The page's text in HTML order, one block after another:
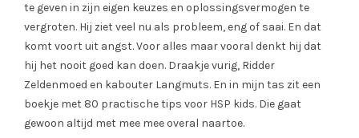
te geven in zijn eigen keuzes en oplossingsvermogen te
vergroten. Hij ziet veel nu als probleem, eng of saai. En dat
komt voort uit angst. Voor alles maar vooral denkt hij dat
hij het nooit goed kan doen. Draakje vurig, Ridder
Zeldenmoed en kabouter Langmuts. En in mijn tas zit een
boekje met 80 practische tips voor HSP kids. Die gaat
gewoon altijd met mee mee overal naartoe.